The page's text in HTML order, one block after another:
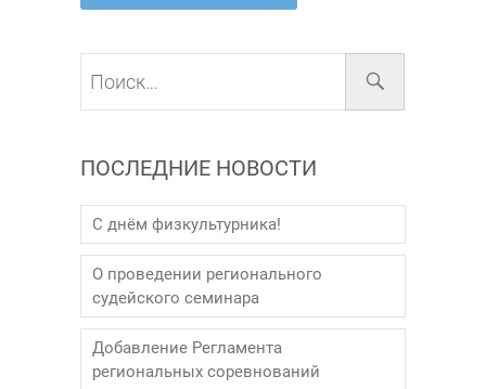
ПОСЛЕДНИЕ НОВОСТИ
С днём физкультурника!
О проведении регионального
судейского семинара
Добавление Регламента
региональных соревнований